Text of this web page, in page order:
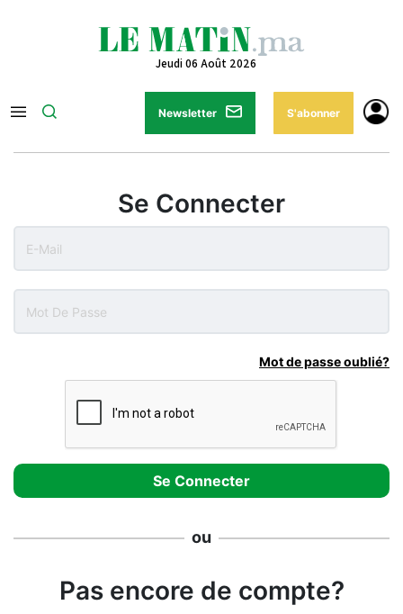
Jeudi 06 Août 2026
Newsletter S'abonner
Se Connecter
Mot de passe oublié?
ou
Pas encore de compte?